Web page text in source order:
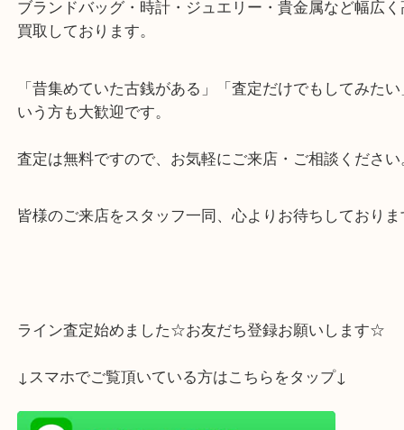
先日、素敵なお客様より、古銭の「寛永通宝」をお
せていただきました。
寛永通宝は江戸時代を代表する日本の古銭であり
価値はもちろん、独特の風合いと存在感があり、今
の収集家や幅広い世代に愛され続けている人気アイ
利用いただき、誠にありがとうございました。